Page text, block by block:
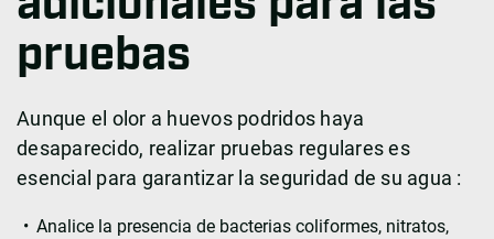
pruebas
Aunque el olor a huevos podridos haya
desaparecido, realizar pruebas regulares es
esencial para garantizar la seguridad de su agua :
Analice la presencia de bacterias coliformes, nitratos,